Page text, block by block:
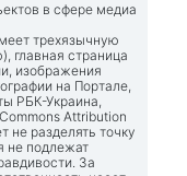
в сфере медиа
трехязычную
главная страница
изображения
на Портале,
РБК-Украина,
Attribution
не разделять точку
не подлежат
За